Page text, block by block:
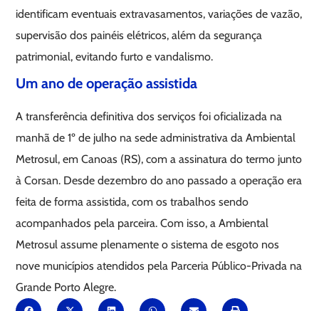
identificam eventuais extravasamentos, variações de vazão,
supervisão dos painéis elétricos, além da segurança
patrimonial, evitando furto e vandalismo.
Um ano de operação assistida
A transferência definitiva dos serviços foi oficializada na
manhã de 1º de julho na sede administrativa da Ambiental
Metrosul, em Canoas (RS), com a assinatura do termo junto
à Corsan. Desde dezembro do ano passado a operação era
feita de forma assistida, com os trabalhos sendo
acompanhados pela parceira. Com isso, a Ambiental
Metrosul assume plenamente o sistema de esgoto nos
nove municípios atendidos pela Parceria Público-Privada na
Grande Porto Alegre.